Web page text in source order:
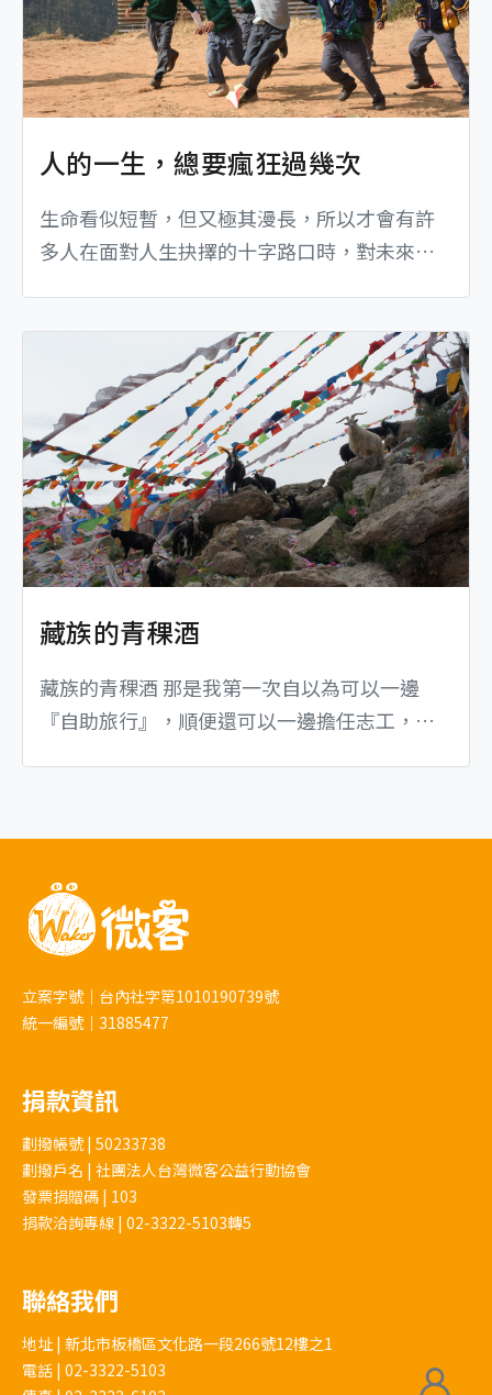
人的一生，總要瘋狂過幾次
生命看似短暫，但又極其漫長，所以才會有許
多人在面對人生抉擇的十字路口時，對未來總
過無論我們做下任何的決定，...
藏族的青稞酒
藏族的青稞酒 那是我第一次自以為可以一邊
『自助旅行』，順便還可以一邊擔任志工，單
立案字號｜台內社字第1010190739號
統一編號｜31885477
捐款資訊
劃撥帳號 | 50233738
劃撥戶名 | 社團法人台灣微客公益行動協會
發票捐贈碼 | 103
捐款洽詢專線 | 02-3322-5103轉5
聯絡我們
地址 | 新北市板橋區文化路一段266號12樓之1
電話 | 02-3322-5103